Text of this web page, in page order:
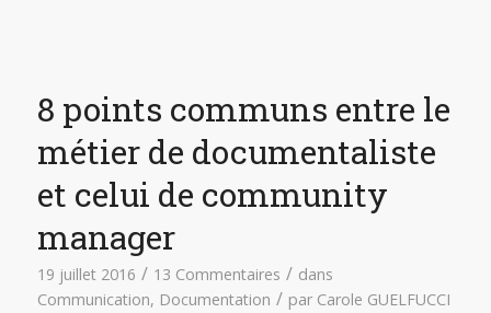
8 points communs entre le
métier de documentaliste
et celui de community
manager
19 juillet 2016 / 13 Commentaires / dans
Communication, Documentation / par Carole GUELFUCCI